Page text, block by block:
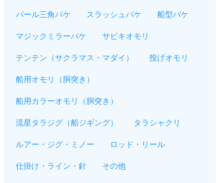
パール三角バケ
スラッシュバケ
船型バケ
マジックミラーバケ
サビキオモリ
テンテン（サクラマス・マダイ）
投げオモリ
船用オモリ（胴突き）
船用カラーオモリ（胴突き）
流星タラジグ（船ジギング）
タラシャクリ
ルアー・ジグ・ミノー
ロッド・リール
仕掛け・ライン・針
その他